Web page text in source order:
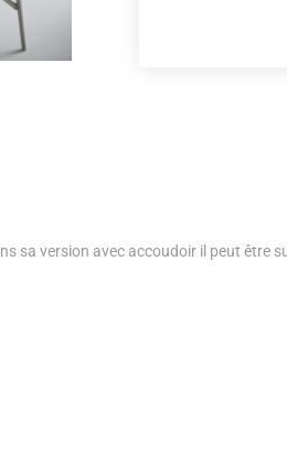
sa version avec accoudoir il peut être